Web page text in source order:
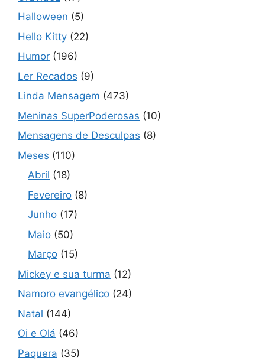
Halloween (5)
Hello Kitty (22)
Humor (196)
Ler Recados (9)
Linda Mensagem (473)
Meninas SuperPoderosas (10)
Mensagens de Desculpas (8)
Meses (110)
Abril (18)
Fevereiro (8)
Junho (17)
Maio (50)
Março (15)
Mickey e sua turma (12)
Namoro evangélico (24)
Natal (144)
Oi e Olá (46)
Paquera (35)